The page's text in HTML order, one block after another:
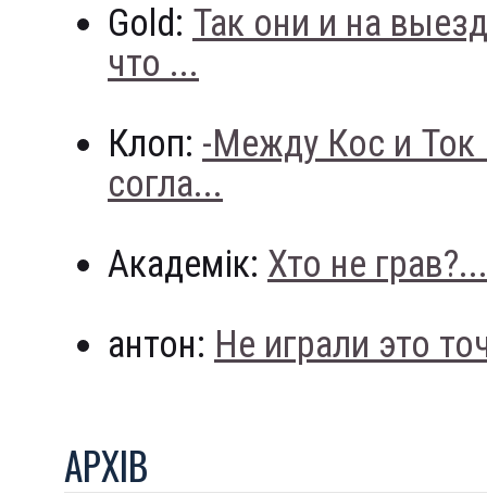
Gold: Так они и на
что ...
Клоп: -Между Кос и
согла...
Академік: Хто не грав?...
антон: Не играли это
АРХIВ